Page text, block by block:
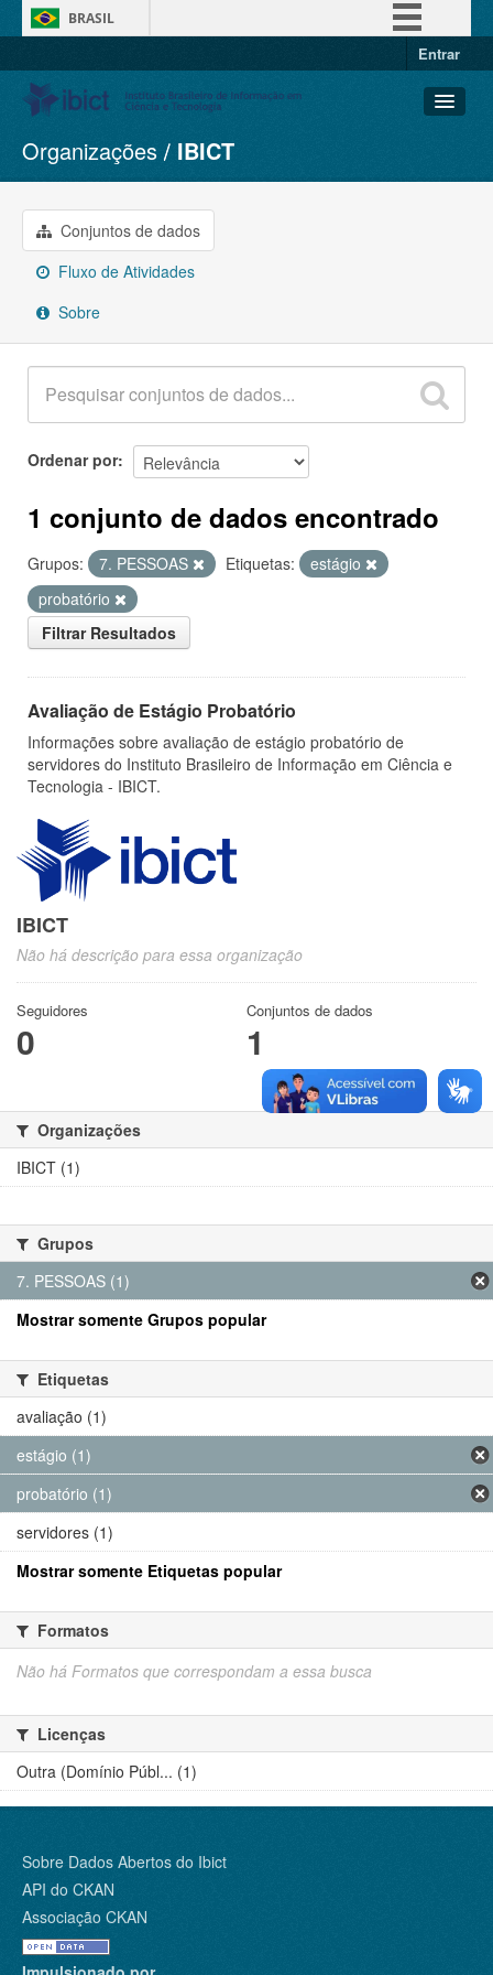
BRASIL
Entrar
Conjuntos de dados
Organizações
Grupos
Sobre
Organizações IBICT
Conjuntos de dados
Fluxo de Atividades
Sobre
Ordenar por
1 conjunto de dados encontrado
Grupos: 7. PESSOAS Etiquetas:
estágio
probatório
Filtrar Resultados
Avaliação de Estágio Probatório
Informações sobre avaliação de estágio probatório de
servidores do Instituto Brasileiro de Informação em Ciência e
Tecnologia - IBICT.
IBICT
Não há descrição para essa organização
Seguidores
0
Conjuntos de dados
1
Organizações
IBICT (1)
Grupos
7. PESSOAS (1)
Mostrar somente Grupos popular
Etiquetas
avaliação (1)
estágio (1)
probatório (1)
servidores (1)
Mostrar somente Etiquetas popular
Formatos
Não há Formatos que correspondam a essa busca
Licenças
Outra (Domínio Públ... (1)
Sobre Dados Abertos do Ibict
API do CKAN
Associação CKAN